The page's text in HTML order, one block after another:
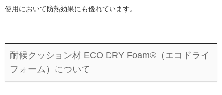
使用において防熱効果にも優れています。
耐候クッション材 ECO DRY Foam®（エコドライ
フォーム）について